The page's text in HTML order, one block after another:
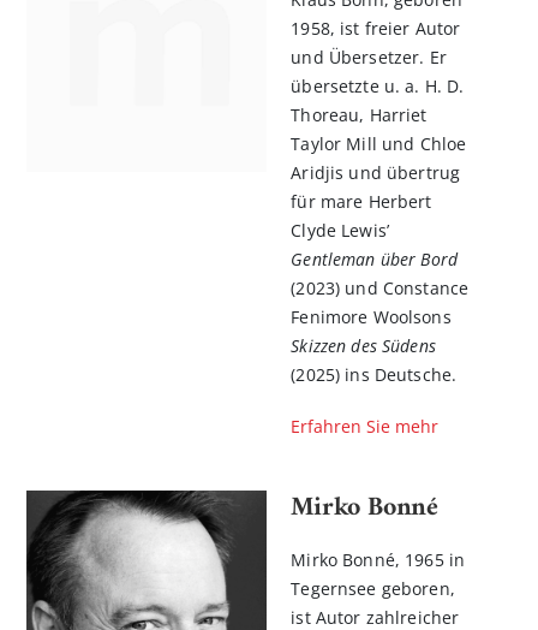
1958, ist freier Autor
und Übersetzer. Er
übersetzte u. a. H. D.
Thoreau, Harriet
Taylor Mill und Chloe
Aridjis und übertrug
für mare Herbert
Clyde Lewis’
Gentleman über Bord
(2023) und Constance
Fenimore Woolsons
Skizzen des Südens
(2025) ins Deutsche.
Erfahren Sie mehr
Mirko Bonné
Mirko Bonné, 1965 in
Tegernsee geboren,
ist Autor zahlreicher